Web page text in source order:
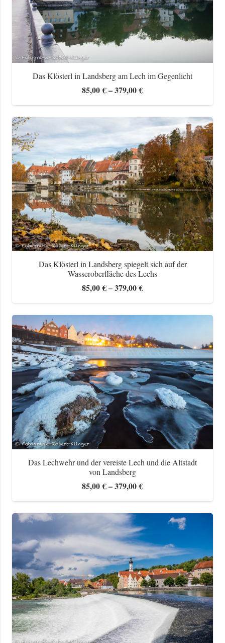
Das Klösterl in Landsberg am Lech im Gegenlicht
85,00€–379,00€Preisspanne:
85,00 €
bis
379,00 €
Das Klösterl in Landsberg spiegelt sich auf der
Wasseroberfläche des Lechs
85,00€–379,00€Preisspanne:
85,00 €
bis
379,00 €
Das Lechwehr und der vereiste Lech und die Altstadt
von Landsberg
85,00€–379,00€Preisspanne:
85,00 €
bis
379,00 €